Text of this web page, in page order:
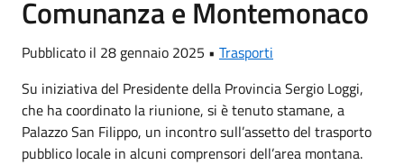
Comunanza e Montemonaco
Pubblicato il 28 gennaio 2025 • Trasporti
Su iniziativa del Presidente della Provincia Sergio Loggi,
che ha coordinato la riunione, si è tenuto stamane, a
Palazzo San Filippo, un incontro sull’assetto del trasporto
pubblico locale in alcuni comprensori dell’area montana.